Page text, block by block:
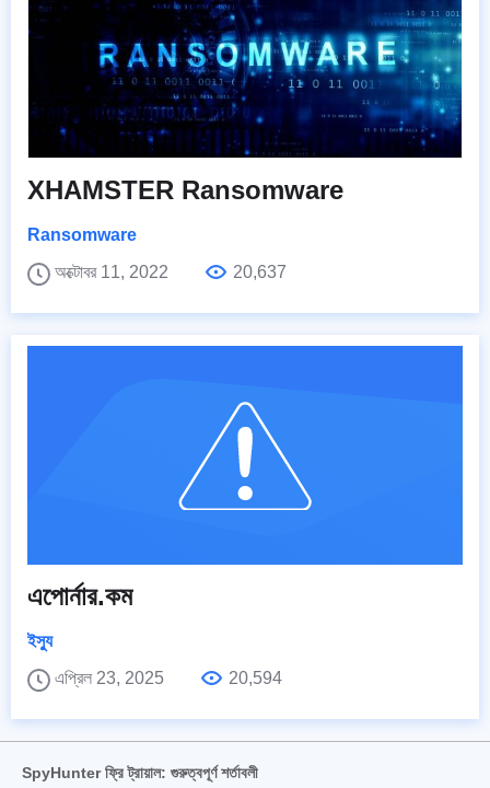
XHAMSTER Ransomware
Ransomware
অক্টোবর 11, 2022
20,637
এপোর্নার.কম
ইস্যু
এপ্রিল 23, 2025
20,594
SpyHunter ফ্রি ট্রায়াল: গুরুত্বপূর্ণ শর্তাবলী